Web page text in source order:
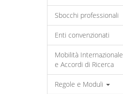
Sbocchi professionali
Enti convenzionati
Mobilità Internazionale
e Accordi di Ricerca
Regole e Moduli